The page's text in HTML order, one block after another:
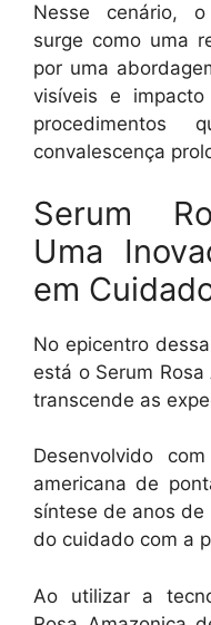
Nesse cenário,
surge como uma
por uma
visíveis e
procedimentos
convalescença
Serum
Uma
em
No epicentro
está o Serum
transcende as
Desenvolvido
americana de
síntese de anos
do cuidado com a
Ao utilizar a